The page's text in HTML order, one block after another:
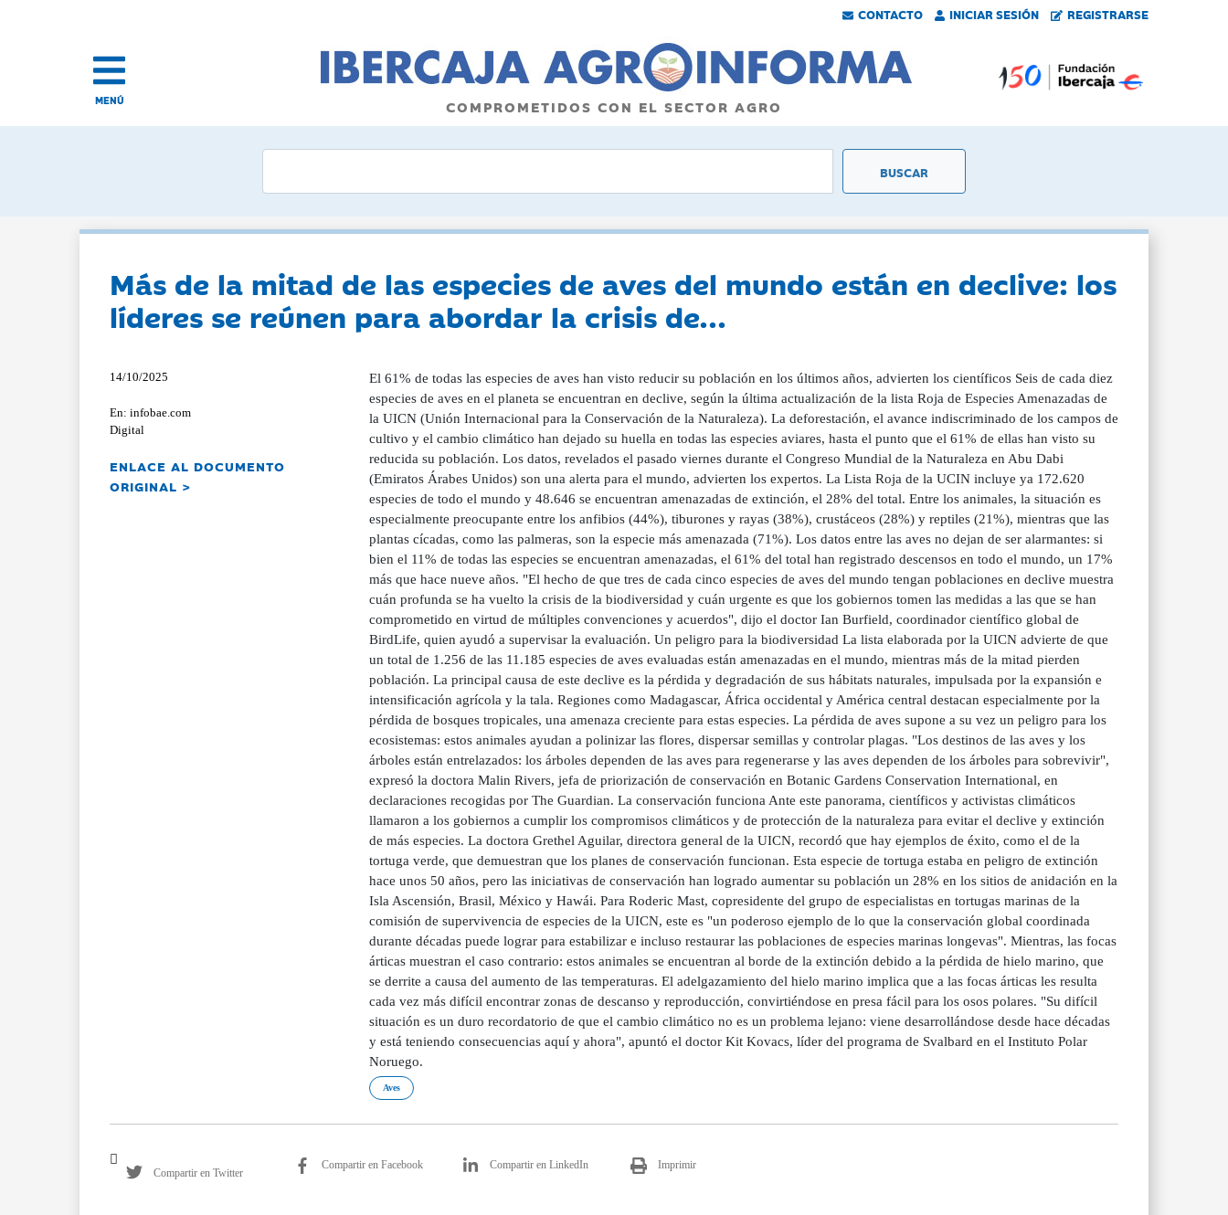
CONTACTO INICIAR SESIÓN REGISTRARSE
MENÚ COMPROMETIDOS CON EL SECTOR AGRO
Más de la mitad de las especies de aves del mundo están en declive: los
líderes se reúnen para abordar la crisis de...
14/10/2025
En: infobae.com
Digital
ENLACE AL DOCUMENTO
ORIGINAL >
El 61% de todas las especies de aves han visto reducir su población en los últimos años, advierten los científicos Seis de cada diez
especies de aves en el planeta se encuentran en declive, según la última actualización de la lista Roja de Especies Amenazadas de
la UICN (Unión Internacional para la Conservación de la Naturaleza). La deforestación, el avance indiscriminado de los campos de
cultivo y el cambio climático han dejado su huella en todas las especies aviares, hasta el punto que el 61% de ellas han visto su
reducida su población. Los datos, revelados el pasado viernes durante el Congreso Mundial de la Naturaleza en Abu Dabi
(Emiratos Árabes Unidos) son una alerta para el mundo, advierten los expertos. La Lista Roja de la UCIN incluye ya 172.620
especies de todo el mundo y 48.646 se encuentran amenazadas de extinción, el 28% del total. Entre los animales, la situación es
especialmente preocupante entre los anfibios (44%), tiburones y rayas (38%), crustáceos (28%) y reptiles (21%), mientras que las
plantas cícadas, como las palmeras, son la especie más amenazada (71%). Los datos entre las aves no dejan de ser alarmantes: si
bien el 11% de todas las especies se encuentran amenazadas, el 61% del total han registrado descensos en todo el mundo, un 17%
más que hace nueve años. "El hecho de que tres de cada cinco especies de aves del mundo tengan poblaciones en declive muestra
cuán profunda se ha vuelto la crisis de la biodiversidad y cuán urgente es que los gobiernos tomen las medidas a las que se han
comprometido en virtud de múltiples convenciones y acuerdos", dijo el doctor Ian Burfield, coordinador científico global de
BirdLife, quien ayudó a supervisar la evaluación. Un peligro para la biodiversidad La lista elaborada por la UICN advierte de que
un total de 1.256 de las 11.185 especies de aves evaluadas están amenazadas en el mundo, mientras más de la mitad pierden
población. La principal causa de este declive es la pérdida y degradación de sus hábitats naturales, impulsada por la expansión e
intensificación agrícola y la tala. Regiones como Madagascar, África occidental y América central destacan especialmente por la
pérdida de bosques tropicales, una amenaza creciente para estas especies. La pérdida de aves supone a su vez un peligro para los
ecosistemas: estos animales ayudan a polinizar las flores, dispersar semillas y controlar plagas. "Los destinos de las aves y los
árboles están entrelazados: los árboles dependen de las aves para regenerarse y las aves dependen de los árboles para sobrevivir",
expresó la doctora Malin Rivers, jefa de priorización de conservación en Botanic Gardens Conservation International, en
declaraciones recogidas por The Guardian. La conservación funciona Ante este panorama, científicos y activistas climáticos
llamaron a los gobiernos a cumplir los compromisos climáticos y de protección de la naturaleza para evitar el declive y extinción
de más especies. La doctora Grethel Aguilar, directora general de la UICN, recordó que hay ejemplos de éxito, como el de la
tortuga verde, que demuestran que los planes de conservación funcionan. Esta especie de tortuga estaba en peligro de extinción
hace unos 50 años, pero las iniciativas de conservación han logrado aumentar su población un 28% en los sitios de anidación en la
Isla Ascensión, Brasil, México y Hawái. Para Roderic Mast, copresidente del grupo de especialistas en tortugas marinas de la
comisión de supervivencia de especies de la UICN, este es "un poderoso ejemplo de lo que la conservación global coordinada
durante décadas puede lograr para estabilizar e incluso restaurar las poblaciones de especies marinas longevas". Mientras, las focas
árticas muestran el caso contrario: estos animales se encuentran al borde de la extinción debido a la pérdida de hielo marino, que
se derrite a causa del aumento de las temperaturas. El adelgazamiento del hielo marino implica que a las focas árticas les resulta
cada vez más difícil encontrar zonas de descanso y reproducción, convirtiéndose en presa fácil para los osos polares. "Su difícil
situación es un duro recordatorio de que el cambio climático no es un problema lejano: viene desarrollándose desde hace décadas
y está teniendo consecuencias aquí y ahora", apuntó el doctor Kit Kovacs, líder del programa de Svalbard en el Instituto Polar
Noruego.
Aves
Compartir en Twitter
Compartir en Facebook Compartir en LinkedIn Imprimir